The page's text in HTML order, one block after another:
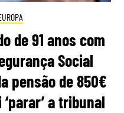
de 91 anos com
Social
pensão de 850€
a tribunal